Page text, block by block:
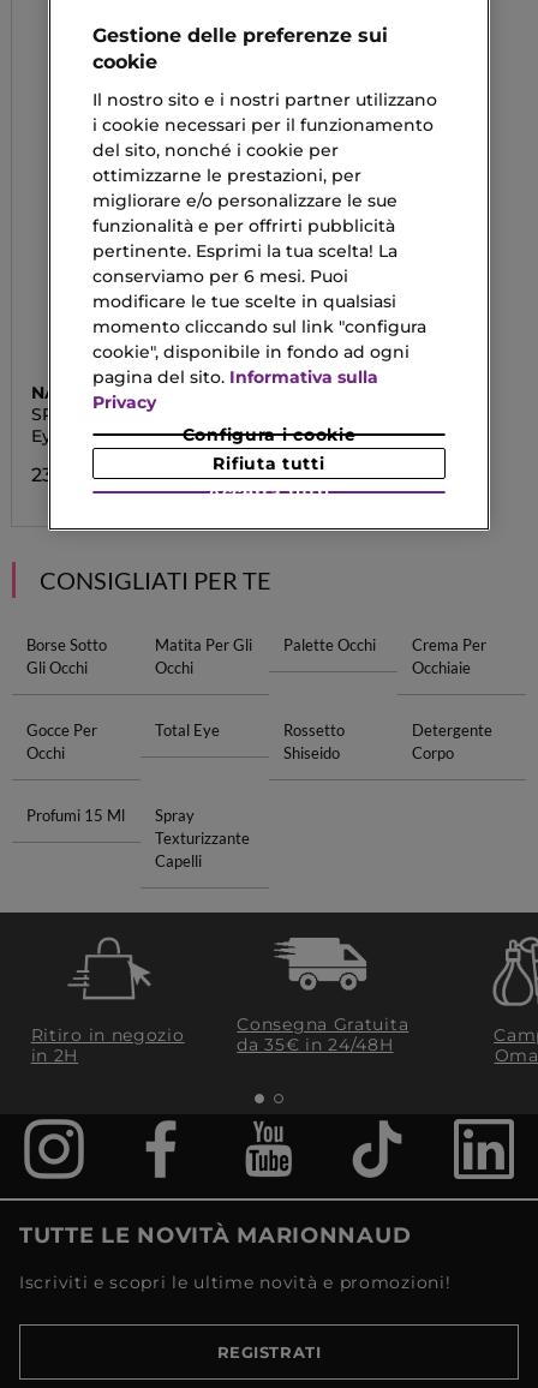
NAJ OLEARI
SPARKLING QUEEN
MASCALINER
Eyeliner E Mascara 2 in 1
23,90 €
CONSIGLIATI PER TE
Borse Sotto
Gli Occhi
Matita Per Gli
Occhi
Palette Occhi
Crema Per
Occhiaie
Gocce Per
Occhi
Total Eye
Rossetto
Shiseido
Detergente
Corpo
Profumi 15 Ml
Spray
Texturizzante
Capelli
Ritiro in negozio
in 2H
Consegna Gratuita
da 35€​ in 24/48H
TUTTE LE NOVITÀ MARIONNAUD
Iscriviti e scopri le ultime novità e promozioni!
REGISTRATI
Gestione delle preferenze sui
cookie
Il nostro sito e i nostri partner utilizzano
i cookie necessari per il funzionamento
del sito, nonché i cookie per
ottimizzarne le prestazioni, per
migliorare e/o personalizzare le sue
funzionalità e per offrirti pubblicità
pertinente. Esprimi la tua scelta! La
conserviamo per 6 mesi. Puoi
modificare le tue scelte in qualsiasi
momento cliccando sul link "configura
cookie", disponibile in fondo ad ogni
pagina del sito. Informativa sulla
Privacy
Configura i cookie
Rifiuta tutti
Accetta tutti